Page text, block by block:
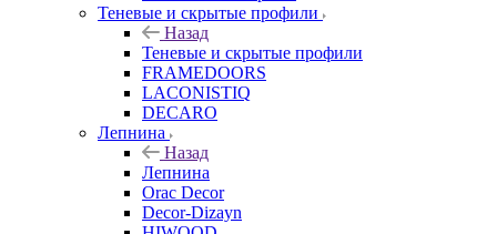
Теневые и скрытые профили
Назад
Теневые и скрытые профили
FRAMEDOORS
LACONISTIQ
DECARO
Лепнина
Назад
Лепнина
Orac Decor
Decor-Dizayn